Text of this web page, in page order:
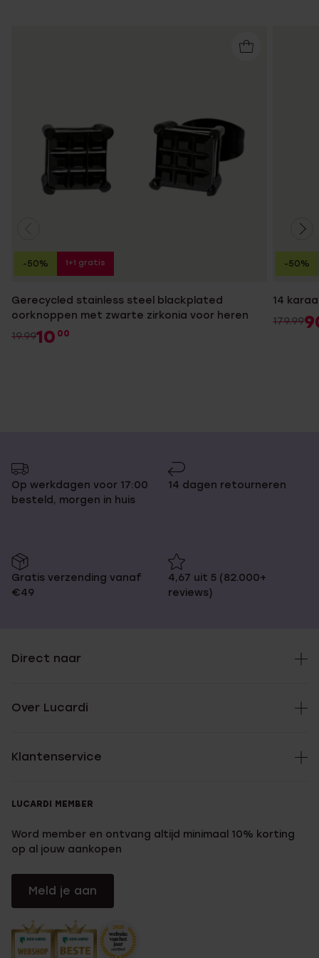
Gerecycled stainless steel blackplated
oorknoppen met zwarte zirkonia voor heren
19.9910 00
-50% 1+1 gratis
14
179.99
-50%
Op werkdagen voor 17:00
besteld, morgen in huis
14 dagen retourneren
Gratis verzending vanaf
€49
4,67 uit 5 (82.000+
reviews)
Direct naar
Over Lucardi
Klantenservice
LUCARDI MEMBER
Word member en ontvang altijd minimaal 10% korting
op al jouw aankopen
Meld je aan